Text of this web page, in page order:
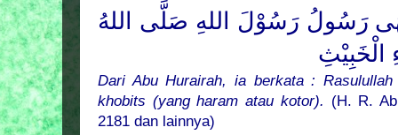
رَسُولُ رَسُوْلَ اللهِ صَلَّى اللهُ
الْخَبِيْثِ
Dari Abu Hurairah, ia berkata :
khobits (yang haram atau kotor). (H. R.
2181 dan lainnya)